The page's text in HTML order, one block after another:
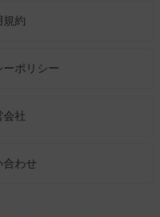
規約
ーポリシー
会社
合わせ